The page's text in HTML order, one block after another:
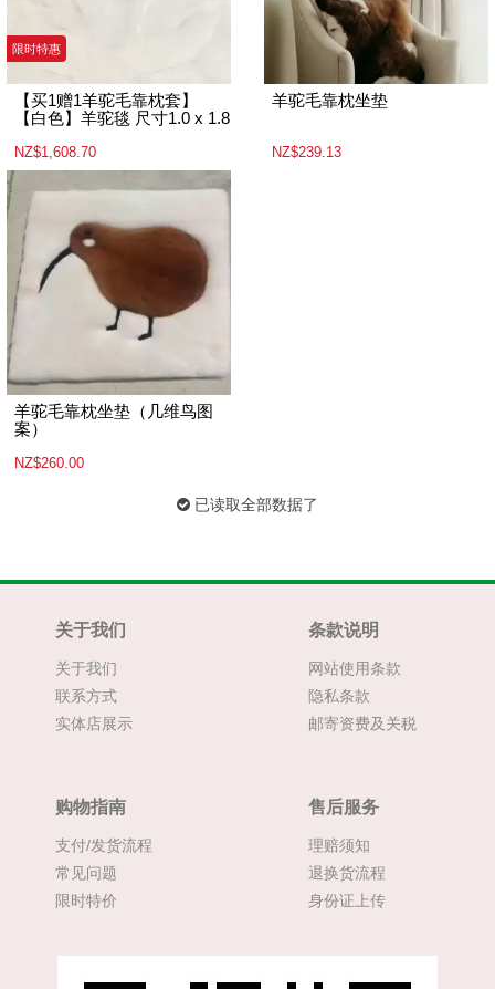
限时特惠
【买1赠1羊驼毛靠枕套】
【白色】羊驼毯 尺寸1.0 x 1.8
NZ$1,608.70
羊驼毛靠枕坐垫
NZ$239.13
羊驼毛靠枕坐垫（几维鸟图
案）
NZ$260.00
已读取全部数据了
关于我们
关于我们
联系方式
实体店展示
条款说明
网站使用条款
隐私条款
邮寄资费及关税
购物指南
支付/发货流程
常见问题
限时特价
售后服务
理赔须知
退换货流程
身份证上传